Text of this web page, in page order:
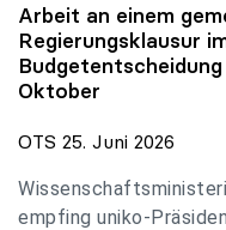
Arbeit an einem
Regierungsklausur
Oktober
OTS 25. Juni 2026
empfing uniko-